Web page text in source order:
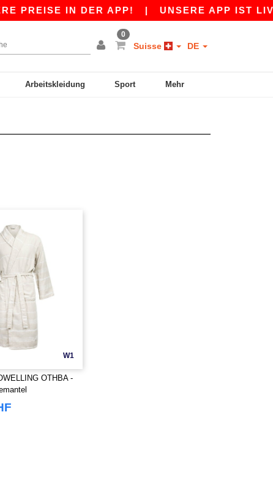
PREISE IN DER APP!|UNSERE APP IST
0
Suisse DE
Arbeitskleidung Sport Mehr
W1
OTHBA -